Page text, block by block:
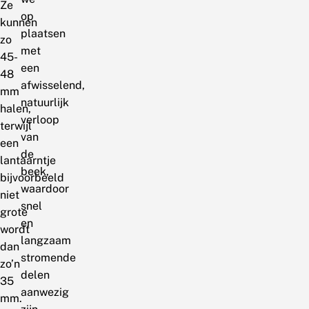
Ze
kunnen
zo
45-
48
mm
halen,
terwijl
een
lantaarntje
bijvoorbeeld
niet
grote
wordt
dan
zo’n
35
mm.
op
plaatsen
met
een
afwisselend,
natuurlijk
verloop
van
de
beek,
waardoor
snel
en
langzaam
stromende
delen
aanwezig